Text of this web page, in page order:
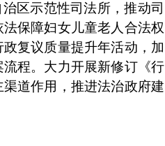
区示范性司法所，推动司
保障妇女儿童老人合法权
复议质量提升年活动，加
程。大力开展新修订《行
道作用，推进法治政府建